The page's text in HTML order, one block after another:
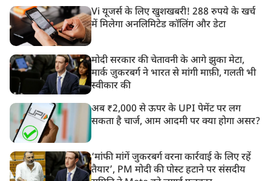
Vi यूजर्स के लिए खुशखबरी! 288 रुपये के खर्च
में मिलेगा अनलिमिटेड कॉलिंग और डेटा
मोदी सरकार की चेतावनी के आगे झुका मेटा,
मार्क ज़ुकरबर्ग ने भारत से मांगी माफ़ी, गलती भी
स्वीकार की
अब ₹2,000 से ऊपर के UPI पेमेंट पर लग
सकता है चार्ज, आम आदमी पर क्या होगा असर?
‘मांफी मांगें जुकरबर्ग वरना कार्रवाई के लिए रहें
तैयार’, PM मोदी की पोस्ट हटाने पर संसदीय